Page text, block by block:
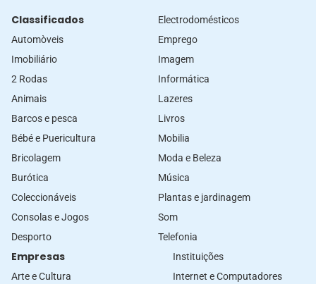
Classificados
Automòveis
Imobiliário
2 Rodas
Animais
Barcos e pesca
Bébé e Puericultura
Bricolagem
Burótica
Coleccionáveis
Consolas e Jogos
Desporto
Electrodomésticos
Emprego
Imagem
Informática
Lazeres
Livros
Mobilia
Moda e Beleza
Música
Plantas e jardinagem
Som
Telefonia
Empresas
Arte e Cultura
Instituições
Internet e Computadores